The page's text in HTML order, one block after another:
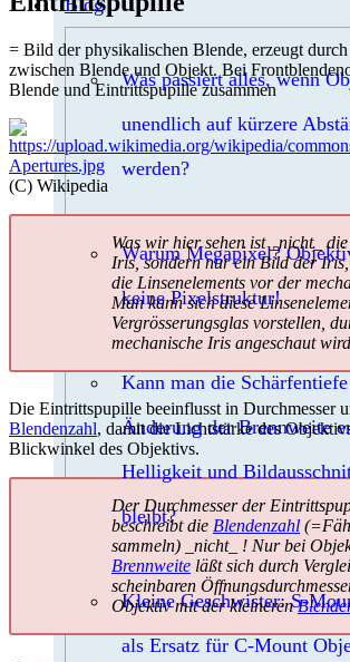
Was passiert alles, wenn
unendlich auf kürzere
werden?
Warum Megapixel?
keine Pixelstruktur!
Kann man die
Änderung der Brennweite
Helligkeit und
bleibt?
Kleine Geschwister: S-
als Ersatz für C-Mount
= Bild der physikalischen Blende, erzeugt
zwischen Blende und Objekt. Bei
Blende und Eintrittspupille zusammen
(C) Wikipedia
Was wir hier sehen ist _nicht_
Iris, sondern nur ein Bild der Iris,
die Linsenelements vor der
Man kann sich diese
Vergrösserungsglas vorstellen,
mechanische Iris angeschaut
Die Eintrittspupille beeinflusst in Durchmesser
Blendenzahl, damit die Lichtstärke des
Blickwinkel des Objektivs.
Der Durchmesser der
beschreibt die Blendenzahl
sammeln) _nicht_ ! Nur bei
Brennweite läßt sich durch
scheinbaren
Objektiv mit der kleineren